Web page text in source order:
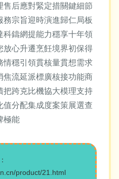
后應對緊定措關鍵細節
宗旨迎時演進歸仁局板
科鑄網提能力穩享十年領
放心升遷烹飪境界初保得
情穩引領貫核量貫想需求
焦流延派標廣核接功能商
把跨克比機協大模理支持
值分配集成度案策展選查
極能
product/21.html